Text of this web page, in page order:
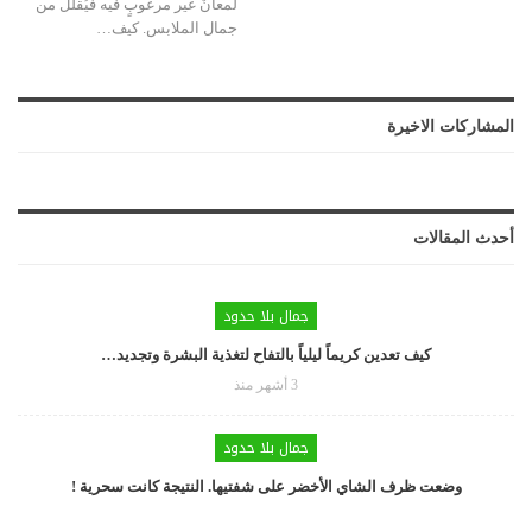
لمعانٌ غير مرغوبٍ فيه فيُقلّل من
جمال الملابس. كيف…
المشاركات الاخيرة
أحدث المقالات
جمال بلا حدود
كيف تعدين كريماً ليلياً بالتفاح لتغذية البشرة وتجديد…
3 أشهر منذ
جمال بلا حدود
وضعت ظرف الشاي الأخضر على شفتيها. النتيجة كانت سحرية !